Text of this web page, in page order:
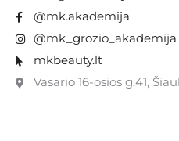
@mk.akademija
@mk_grozio_akademija
mkbeauty.lt
Vasario 16-osios g.41,